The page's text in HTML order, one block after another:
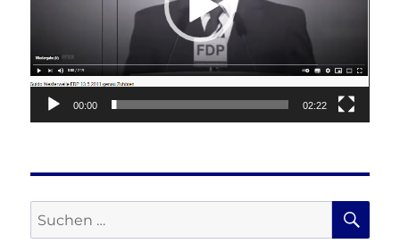
00:00 02:22
Suche
nach: